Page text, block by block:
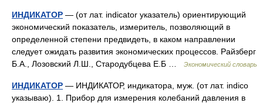
ИНДИКАТОР — (от лат. indicator указатель) ориентирующий
экономический показатель, измеритель, позволяющий в
определенной степени предвидеть, в каком направлении
следует ожидать развития экономических процессов. Райзберг
Б.А., Лозовский Л.Ш., Стародубцева Е.Б …
Экономический словарь
ИНДИКАТОР — ИНДИКАТОР, индикатора, муж. (от лат. indico
указываю). 1. Прибор для измерения колебаний давления в